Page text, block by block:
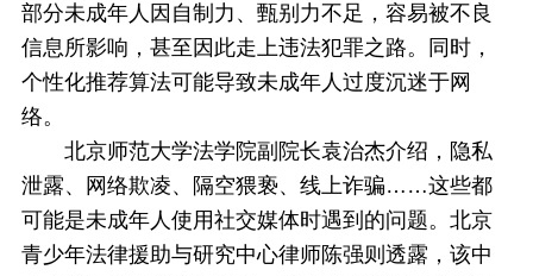
部分未成年人因自制力、甄别力不足，容易被不良
信息所影响，甚至因此走上违法犯罪之路。同时，
个性化推荐算法可能导致未成年人过度沉迷于网
络。
北京师范大学法学院副院长袁治杰介绍，隐私
泄露、网络欺凌、隔空猥亵、线上诈骗……这些都
可能是未成年人使用社交媒体时遇到的问题。北京
青少年法律援助与研究中心律师陈强则透露，该中